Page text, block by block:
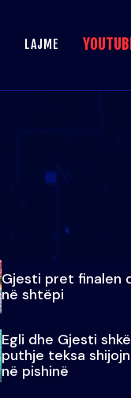
LAJME
Gjesti pret finalen
në shtëpi
Egli dhe Gjesti
puthje teksa
në pishinë